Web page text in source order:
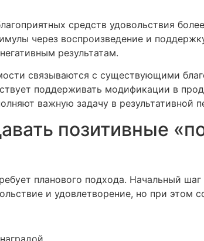
средств удовольствия
через воспроизведение и
результатам.
связываются с существующими
поддерживать модификации в
важную задачу в результативной
позитивные
планового подхода. Начальный
и удовлетворение, но при этом